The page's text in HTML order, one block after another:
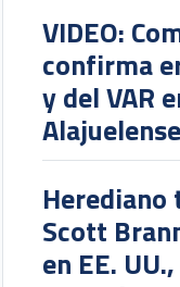
VIDEO:
confirma
y del VAR
Scott
en EE.